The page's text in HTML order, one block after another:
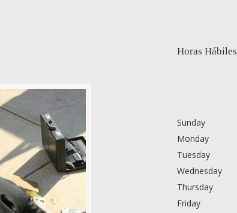
Horas Hábiles
Sunday
Monday
Tuesday
Wednesday
Thursday
Friday